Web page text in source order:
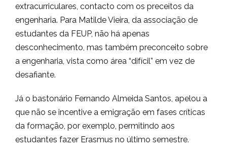
extracurriculares, contacto com os preceitos da
engenharia. Para Matilde Vieira, da associação de
estudantes da FEUP, não há apenas
desconhecimento, mas também preconceito sobre
a engenharia, vista como área “difícil” em vez de
desafiante.
Já o bastonário Fernando Almeida Santos, apelou a
que não se incentive a emigração em fases críticas
da formação, por exemplo, permitindo aos
estudantes fazer Erasmus no último semestre.